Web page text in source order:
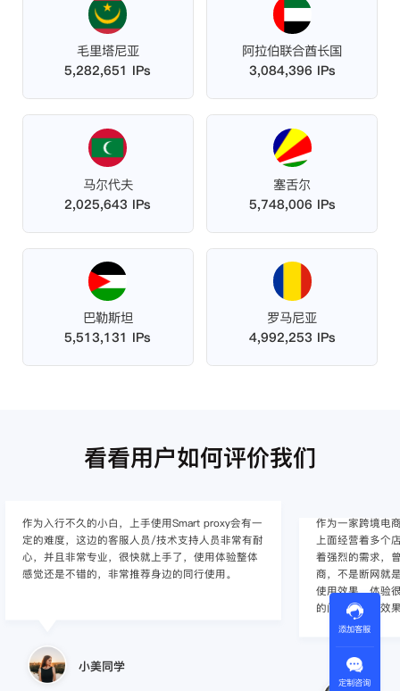
毛里塔尼亚
5,282,651 IPs
阿拉伯联合酋长国
3,084,396 IPs
马尔代夫
2,025,643 IPs
塞舌尔
5,748,006 IPs
巴勒斯坦
5,513,131 IPs
罗马尼亚
4,992,253 IPs
看看用户如何评价我们
作为入行不久的小白，上手使用Smart proxy会有一
定的难度，这边的客服人员/技术支持人员非常有耐
心，并且非常专业，很快就上手了，使用体验整体
感觉还是不错的，非常推荐身边的同行使用。
小美同学
作为一家跨境电
上面经营着多个
着强烈的需求，
商，不是断网就
使用效果，体验
的问题，使用效
添加客服
定制咨询